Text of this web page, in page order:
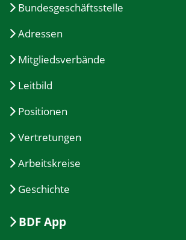
Bundesgeschäftsstelle
Adressen
Mitgliedsverbände
Leitbild
Positionen
Vertretungen
Arbeitskreise
Geschichte
BDF App